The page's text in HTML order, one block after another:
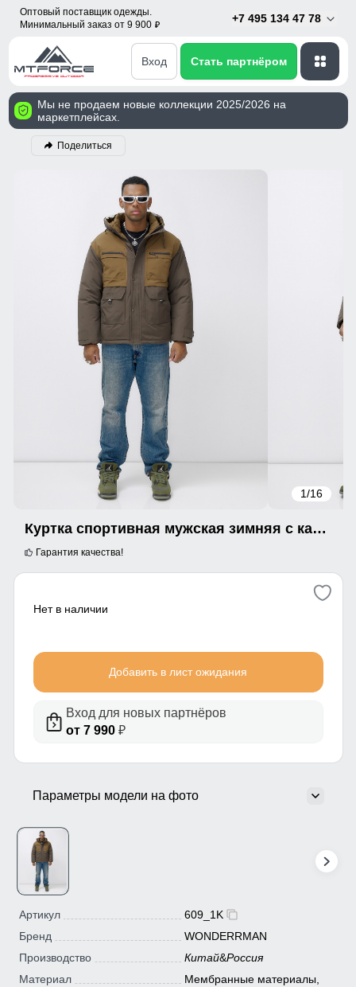
Оптовый поставщик одежды.
Минимальный заказ от 9 900 p
+7 495 134 47 78
Вход Стать партнёром
Мы не продаем новые коллекции 2025/2026 на
маркетплейсах.
Поделиться
1/16
Куртка спортивная мужская зимняя с капюшоном коричневого цвета 609_1K
Гарантия качества!
Нет в наличии
Добавить в лист ожидания
Вход для новых партнёров
от 7 990₽
Параметры модели на фото
Артикул
609_1K
Бренд
WONDERRMAN
Производство
Китай&Россия
Материал
Мембранные материалы,